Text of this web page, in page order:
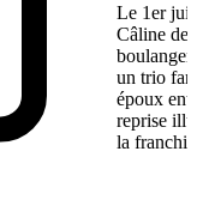
Le 1er
Câline de
un trio
époux
reprise
la